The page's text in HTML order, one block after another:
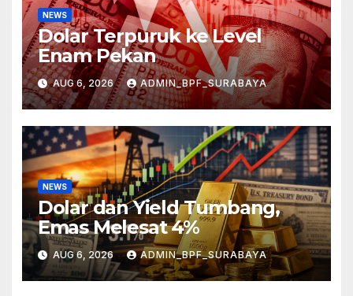
NEWS
Dolar Terpuruk ke Level
Enam Pekan
AUG 6, 2026 ADMIN_BPF_SURABAYA
NEWS
Dolar dan Yield Tumbang,
Emas Melesat 4%
AUG 6, 2026 ADMIN_BPF_SURABAYA